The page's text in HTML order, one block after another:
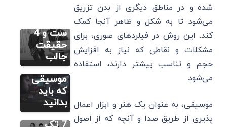
شده و در مناطق دیگری از بدن تزریق
می‌شود تا به شکل و ظاهر آنجا کمک
کند. این روش در فیلردهای صوری، برای
مشکلات و نقاطی که نیاز به افزایش
حجم و تناسب بیشتر دارند، استفاده
می‌شود.
موسیقی، به عنوان یک هنر و ابزار اعمال
پذیری از طریق صدا و آنچه که از اصول
ست و 4
حقیقت
جالب
اکولایزر
چیست؟
10 ترفند
برای اهالی
موسیقی
که باید
بدانید
مطالب متنوع
دیگر
تاریخچه
متالیکا،
20 بهترین
آلبوم ها و
مطالب متنوع
دیگر
موسیقی
سلتیک
مطالب متنوع